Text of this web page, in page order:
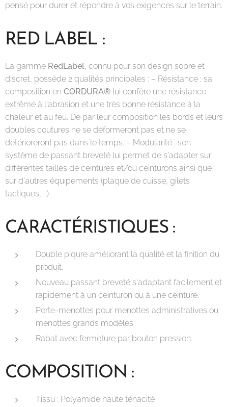
pensé pour durer et répondre à vos exigences sur le terrain.
RED LABEL :
La gamme RedLabel, connu pour son design sobre et
discret, possède 2 qualités principales : – Résistance : sa
composition en CORDURA® lui confère une résistance
extrême à l'abrasion et une très bonne résistance à la
chaleur et au feu. De par leur composition les bords et leurs
doubles coutures ne se déformeront pas et ne se
détérioreront pas dans le temps. – Modularité : son
système de passant breveté lui permet de s'adapter sur
différentes tailles de ceintures et/ou ceinturons ainsi que
sur d'autres équipements (plaque de cuisse, gilets
tactiques, …)
CARACTÉRISTIQUES :
Double piqure améliorant la qualité et la finition du
produit.
Nouveau passant breveté s'adaptant facilement et
rapidement à un ceinturon ou à une ceinture.
Porte-menottes pour menottes administratives ou
menottes grands modèles
Rabat avec fermeture par bouton pression.
COMPOSITION :
Tissu : Polyamide haute ténacité